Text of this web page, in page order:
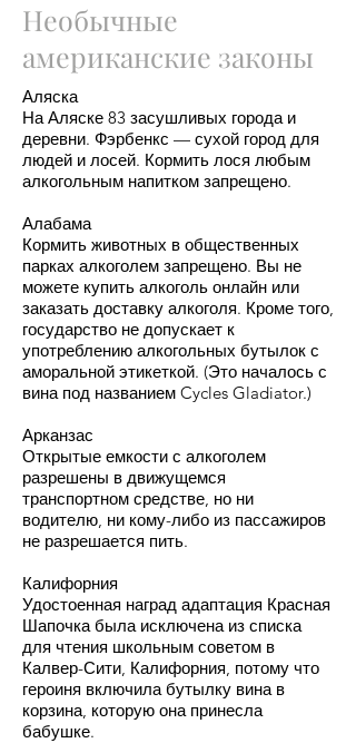
Необычные
американские законы
Аляска
На Аляске 83 засушливых города и
деревни. Фэрбенкс — сухой город для
людей и лосей. Кормить лося любым
алкогольным напитком запрещено.
Алабама
Кормить животных в общественных
парках алкоголем запрещено. Вы не
можете купить алкоголь онлайн или
заказать доставку алкоголя. Кроме того,
государство не допускает к
употреблению алкогольных бутылок с
аморальной этикеткой. (Это началось с
вина под названием Cycles Gladiator.)
Арканзас
Открытые емкости с алкоголем
разрешены в движущемся
транспортном средстве, но ни
водителю, ни кому-либо из пассажиров
не разрешается пить.
Калифорния
Удостоенная наград адаптация Красная
Шапочка была исключена из списка
для чтения школьным советом в
Калвер-Сити, Калифорния, потому что
героиня включила бутылку вина в
корзина, которую она принесла
бабушке.